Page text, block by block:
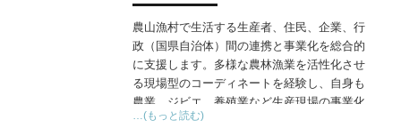
農山漁村で生活する生産者、住民、企業、行
政（国県自治体）間の連携と事業化を総合的
に支援します。多様な農林漁業を活性化させ
る現場型のコーディネートを経験し、自身も
農業、ジビエ、養殖業など生産現場の事業化
を担いながら、専門的な調査研究を駆使した
…(もっと読む)